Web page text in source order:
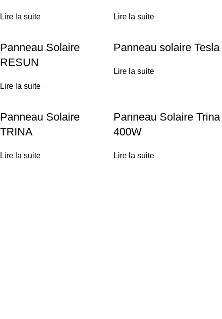
Lire la suite Lire la suite
Panneau Solaire
RESUN
Lire la suite
Panneau solaire Tesla
Lire la suite
Panneau Solaire
TRINA
Lire la suite
Panneau Solaire Trina
400W
Lire la suite